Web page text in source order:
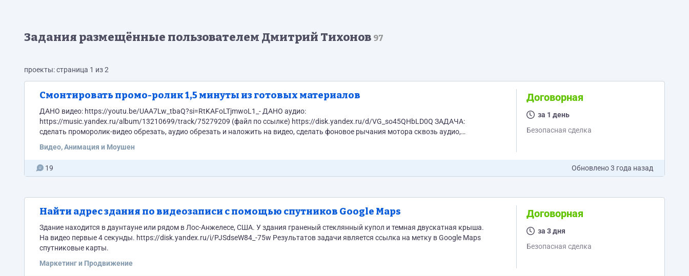
Задания размещённые пользователем Дмитрий Тихонов 97
проекты: страница 1 из 2
Смонтировать промо-ролик 1,5 минуты из готовых материалов
ДАНО видео: https://youtu.be/UAA7Lw_tbaQ?si=RtKAFoLTjmwoL1_- ДАНО аудио:
https://music.yandex.ru/album/13210699/track/75279209 (файл по ссылке) https://disk.yandex.ru/d/VG_so45QHbLD0Q ЗАДАЧА:
сделать проморолик-видео обрезать, аудио обрезать и наложить на видео, сделать фоновое рычания мотора сквозь аудио,
замедляем вступление фильма в 16 раз ровно столько сколько идет вступление музыки, сначала показываем лого вечеринки,
Видео, Анимация и Моушен
Договорная
за 1 день
Безопасная сделка
19 Обновлено3 года назад
Найти адрес здания по видеозаписи с помощью спутников Google Maps
Здание находится в даунтауне или рядом в Лос-Анжелесе, США. У здания граненый стеклянный купол и темная двускатная крыша.
На видео первые 4 секунды. https://disk.yandex.ru/i/PJSdseW84_-75w Результатов задачи является ссылка на метку в Google Maps
спутниковые карты.
Маркетинг и Продвижение
Договорная
за 3 дня
Безопасная сделка